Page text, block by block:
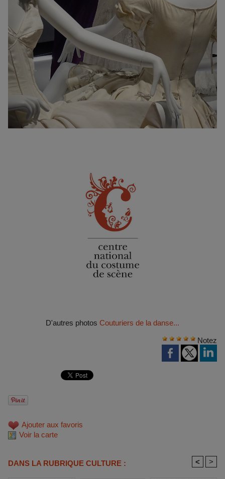
D'autres photos Couturiers de la danse...
Notez
Ajouter aux favoris
Voir la carte
DANS LA RUBRIQUE CULTURE : < >